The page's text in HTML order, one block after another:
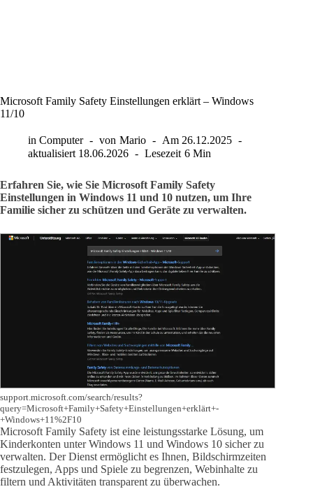
Microsoft Family Safety Einstellungen erklärt – Windows
11/10
in Computer von Mario Am 26.12.2025
aktualisiert 18.06.2026 Lesezeit 6 Min
Erfahren Sie, wie Sie Microsoft Family Safety
Einstellungen in Windows 11 und 10 nutzen, um Ihre
Familie sicher zu schützen und Geräte zu verwalten.
support.microsoft.com/search/results?
query=Microsoft+Family+Safety+Einstellungen+erklärt+-
+Windows+11%2F10
Microsoft Family Safety ist eine leistungsstarke Lösung, um
Kinderkonten unter Windows 11 und Windows 10 sicher zu
verwalten. Der Dienst ermöglicht es Ihnen, Bildschirmzeiten
festzulegen, Apps und Spiele zu begrenzen, Webinhalte zu
filtern und Aktivitäten transparent zu überwachen.